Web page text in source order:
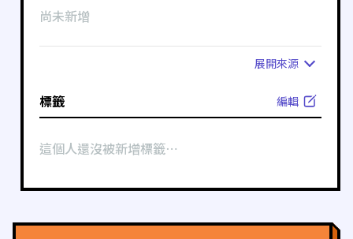
尚未新增
展開來源
標籤 編輯
這個人還沒被新增標籤⋯